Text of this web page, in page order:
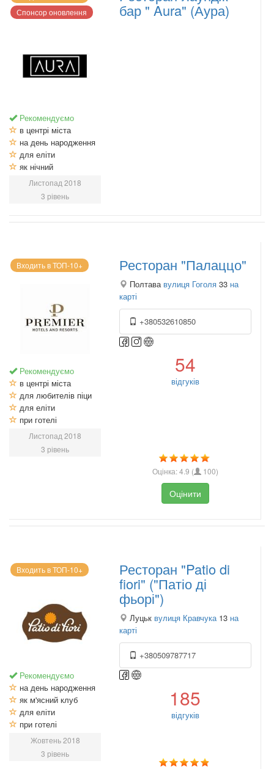
Спонсор оновлення
Рекомендуємо
в центрі міста
на день народження
для еліти
як нічний
Листопад 2018
3 рівень
бар " Aura" (Аура)
Входить в ТОП-10+
Рекомендуємо
в центрі міста
для любителів піци
для еліти
при готелі
Листопад 2018
3 рівень
Ресторан "Палаццо"
Полтава вулиця Гоголя 33 на
карті
+380532610850
54
відгуків
Оцінка:4.9 ( 100)
Оцінити
Входить в ТОП-10+
Рекомендуємо
на день народження
як м'ясний клуб
для еліти
при готелі
Жовтень 2018
3 рівень
Ресторан "Patio di
fiori" ("Патіо ді
фьорі")
Луцьк вулиця Кравчука 13 на
карті
+380509787717
185
відгуків